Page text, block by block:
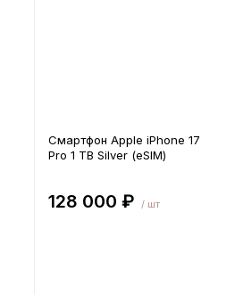
Смартфон Apple iPhone 17
Pro 1 TB Silver (eSIM)
128 000 ₽ / шт